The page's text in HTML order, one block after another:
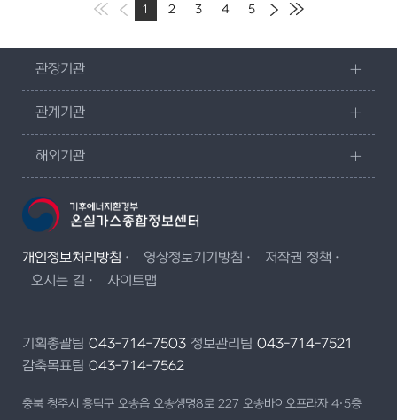
1 2 3 4 5
관장기관
관계기관
해외기관
개인정보처리방침 영상정보기기방침
저작권 정책
오시는 길
사이트맵
기획총괄팀 043-714-7503 정보관리팀 043-714-7521
감축목표팀 043-714-7562
충북 청주시 흥덕구 오송읍 오송생명8로 227 오송바이오프라자 4·5층